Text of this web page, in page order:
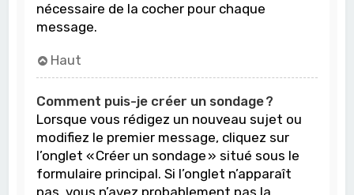
nécessaire de la cocher pour chaque
message.
Haut
Comment puis-je créer un sondage ?
Lorsque vous rédigez un nouveau sujet ou
modifiez le premier message, cliquez sur
l’onglet « Créer un sondage » situé sous le
formulaire principal. Si l’onglet n’apparaît
pas, vous n’avez probablement pas la